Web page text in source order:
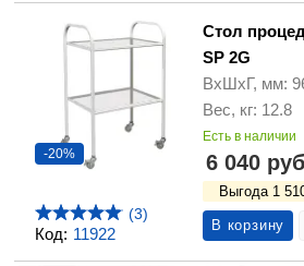
Код: 11922
-20%
(3)
Стол
SP 2G
ВхШхГ, мм:
Вес, кг: 12.8
Есть в наличии
6 040
Выгода 1
В корзину